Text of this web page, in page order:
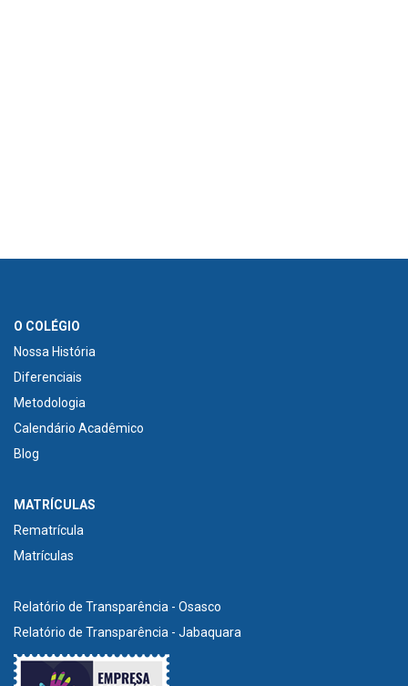
O COLÉGIO
Nossa História
Diferenciais
Metodologia
Calendário Acadêmico
Blog
MATRÍCULAS
Rematrícula
Matrículas
Relatório de Transparência - Osasco
Relatório de Transparência - Jabaquara